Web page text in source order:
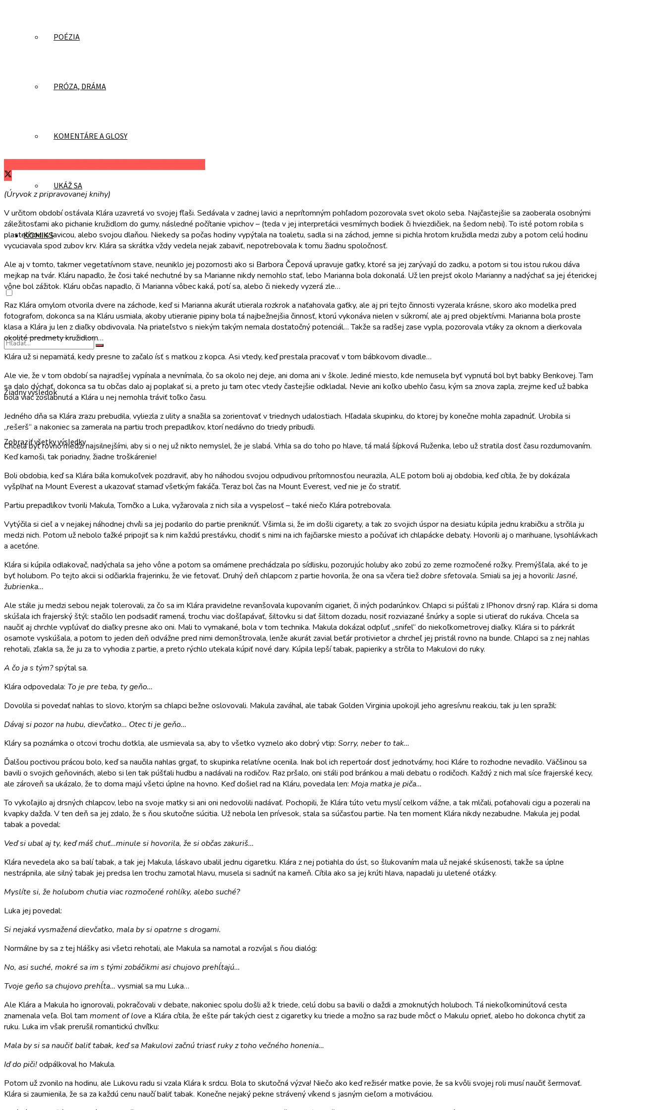
POÉZIA
PRÓZA, DRÁMA
KOMENTÁRE A GLOSY
UKÁŽ SA
KOMIKS
Žiadny výsledok
Zobraziť všetky výsledky
(Úryvok z pripravovanej knihy)
V určitom období ostávala Klára uzavretá vo svojej fľaši. Sedávala v zadnej lavici a neprítomným pohľadom pozorovala svet okolo seba. Najčastejšie sa zaoberala osobnými
záležitosťami ako pichanie kružidlom do gumy, následné počítanie vpichov – (teda v jej interpretácii vesmírnych bodiek či hviezdičiek, na šedom nebi). To isté potom robila s
plastelínou, s lavicou, alebo svojou dlaňou. Niekedy sa počas hodiny vypýtala na toaletu, sadla si na záchod, jemne si pichla hrotom kružidla medzi zuby a potom celú hodinu
vycuciavala spod zubov krv. Klára sa skrátka vždy vedela nejak zabaviť, nepotrebovala k tomu žiadnu spoločnosť.
Ale aj v tomto, takmer vegetatívnom stave, neuniklo jej pozornosti ako si Barbora Čepová upravuje gaťky, ktoré sa jej zarývajú do zadku, a potom si tou istou rukou dáva
mejkap na tvár. Kláru napadlo, že čosi také nechutné by sa Marianne nikdy nemohlo stať, lebo Marianna bola dokonalá. Už len prejsť okolo Marianny a nadýchať sa jej éterickej
vône bol zážitok. Kláru občas napadlo, či Marianna vôbec kaká, potí sa, alebo či niekedy vyzerá zle…
Raz Klára omylom otvorila dvere na záchode, keď si Marianna akurát utierala rozkrok a naťahovala gaťky, ale aj pri tejto činnosti vyzerala krásne, skoro ako modelka pred
fotografom, dokonca sa na Kláru usmiala, akoby utieranie pipiny bola tá najbežnejšia činnosť, ktorú vykonáva nielen v súkromí, ale aj pred objektívmi. Marianna bola proste
klasa a Klára ju len z diaľky obdivovala. Na priateľstvo s niekým takým nemala dostatočný potenciál… Takže sa radšej zase vypla, pozorovala vtáky za oknom a dierkovala
okolité predmety kružidlom…
Klára už si nepamätá, kedy presne to začalo ísť s matkou z kopca. Asi vtedy, keď prestala pracovať v tom bábkovom divadle…
Ale vie, že v tom období sa najradšej vypínala a nevnímala, čo sa okolo nej deje, ani doma ani v škole. Jediné miesto, kde nemusela byť vypnutá bol byt babky Benkovej. Tam
sa dalo dýchať, dokonca sa tu občas dalo aj poplakať si, a preto ju tam otec vtedy častejšie odkladal. Nevie ani koľko ubehlo času, kým sa znova zapla, zrejme keď už babka
bola viac zoslabnutá a Klára u nej nemohla tráviť toľko času.
Jedného dňa sa Klára zrazu prebudila, vyliezla z ulity a snažila sa zorientovať v triednych udalostiach. Hľadala skupinku, do ktorej by konečne mohla zapadnúť. Urobila si
„rešerš“ a nakoniec sa zamerala na partiu troch prepadlíkov, ktorí nedávno do triedy pribudli.
Chcela byť rovno medzi najsilnejšími, aby si o nej už nikto nemyslel, že je slabá. Vrhla sa do toho po hlave, tá malá šípková Ruženka, lebo už stratila dosť času rozdumovaním.
Keď kamoši, tak poriadny, žiadne troškárenie!
Boli obdobia, keď sa Klára bála komukoľvek pozdraviť, aby ho náhodou svojou odpudivou prítomnosťou neurazila, ALE potom boli aj obdobia, keď cítila, že by dokázala
vyšplhať na Mount Everest a ukazovať stamaď všetkým fakáča. Teraz bol čas na Mount Everest, veď nie je čo stratiť.
Partiu prepadlíkov tvorili Makula, Tomčko a Luka, vyžarovala z nich sila a vyspelosť – také niečo Klára potrebovala.
Vytýčila si cieľ a v nejakej náhodnej chvíli sa jej podarilo do partie preniknúť. Všimla si, že im došli cigarety, a tak zo svojich úspor na desiatu kúpila jednu krabičku a strčila ju
medzi nich. Potom už nebolo ťažké pripojiť sa k nim každú prestávku, chodiť s nimi na ich fajčiarske miesto a počúvať ich chlapácke debaty. Hovorili aj o marihuane, lysohlávkach
a acetóne.
Klára si kúpila odlakovač, nadýchala sa jeho vône a potom sa omámene prechádzala po sídlisku, pozorujúc holuby ako zobú zo zeme rozmočené rožky. Premýšľala, aké to je
byť holubom. Po tejto akcii si odčiarkla frajerinku, že vie fetovať. Druhý deň chlapcom z partie hovorila, že ona sa včera tieždobre sfetovala. Smiali sa jej a hovorili:Jasné,
žubrienka…
Ale stále ju medzi sebou nejak tolerovali, za čo sa im Klára pravidelne revanšovala kupovaním cigariet, či iných podarúnkov. Chlapci si púšťali z IPhonov drsný rap. Klára si doma
skúšala ich frajerský štýl: stačilo len podsadiť ramená, trochu viac došľapávať, šiltovku si dať šiltom dozadu, nosiť rozviazané šnúrky a sople si utierať do rukáva. Chcela sa
naučiť aj chrchle vypľúvať do diaľky presne ako oni. Mali to vymakané, bola v tom technika. Makula dokázal odpľuť „snifel“ do niekoľkometrovej diaľky. Klára si to párkrát
osamote vyskúšala, a potom to jeden deň odvážne pred nimi demonštrovala, lenže akurát zavial beťár protivietor a chrcheľ jej pristál rovno na bunde. Chlapci sa z nej nahlas
rehotali, zľakla sa, že ju za to vyhodia z partie, a preto rýchlo utekala kúpiť nové dary. Kúpila lepší tabak, papieriky a strčila to Makulovi do ruky.
A čo ja s tým?spýtal sa.
Klára odpovedala: To je pre teba, ty geňo…
Dovolila si povedať nahlas to slovo, ktorým sa chlapci bežne oslovovali. Makula zaváhal, ale tabak Golden Virginia upokojil jeho agresívnu reakciu, tak ju len spražil:
Dávaj si pozor na hubu, dievčatko… Otec ti je geňo…
Kláry sa poznámka o otcovi trochu dotkla, ale usmievala sa, aby to všetko vyznelo ako dobrý vtip: Sorry, neber to tak…
Ďalšou poctivou prácou bolo, keď sa naučila nahlas grgať, to skupinka relatívne ocenila. Inak bol ich repertoár dosť jednotvárny, hoci Kláre to rozhodne nevadilo. Väčšinou sa
bavili o svojich geňovinách, alebo si len tak púšťali hudbu a nadávali na rodičov. Raz pršalo, oni stáli pod bránkou a mali debatu o rodičoch. Každý z nich mal síce frajerské kecy,
ale zároveň sa ukázalo, že to doma majú všetci úplne na hovno. Keď došiel rad na Kláru, povedala len: Moja matka je piča…
To vykoľajilo aj drsných chlapcov, lebo na svoje matky si ani oni nedovolili nadávať. Pochopili, že Klára túto vetu myslí celkom vážne, a tak mlčali, poťahovali cigu a pozerali na
kvapky dažďa. V ten deň sa jej zdalo, že s ňou skutočne súcitia. Už nebola len prívesok, stala sa súčasťou partie. Na ten moment Klára nikdy nezabudne. Makula jej podal
tabak a povedal:
Veď si ubal aj ty, keď máš chuť…minule si hovorila, že si občas zakuriš…
Klára nevedela ako sa balí tabak, a tak jej Makula, láskavo ubalil jednu cigaretku. Klára z nej potiahla do úst, so šlukovaním mala už nejaké skúsenosti, takže sa úplne
nestrápnila, ale silný tabak jej predsa len trochu zamotal hlavu, musela si sadnúť na kameň. Cítila ako sa jej krúti hlava, napadali ju uletené otázky.
Myslíte si, že holubom chutia viac rozmočené rohlíky, alebo suché?
Luka jej povedal:
Si nejaká vysmažená dievčatko, mala by si opatrne s drogami.
Normálne by sa z tej hlášky asi všetci rehotali, ale Makula sa namotal a rozvíjal s ňou dialóg:
No, asi suché, mokré sa im s tými zobáčikmi asi chujovo prehĺtajú…
Tvoje geňo sa chujovo prehĺta… vysmial sa mu Luka…
Ale Klára a Makula ho ignorovali, pokračovali v debate, nakoniec spolu došli až k triede, celú dobu sa bavili o daždi a zmoknutých holuboch. Tá niekoľkominútová cesta
znamenala veľa. Bol tam moment of love a Klára cítila, že ešte pár takých ciest z cigaretky ku triede a možno sa raz bude môcť o Makulu oprieť, alebo ho dokonca chytiť za
ruku. Luka im však prerušil romantickú chvíľku:
Mala by si sa naučiť baliť tabak, keď sa Makulovi začnú triasť ruky z toho večného honenia…
Iď do piči!odpálkoval ho Makula.
Potom už zvonilo na hodinu, ale Lukovu radu si vzala Klára k srdcu. Bola to skutočná výzva! Niečo ako keď režisér matke povie, že sa kvôli svojej roli musí naučiť šermovať.
Klára si zaumienila, že sa za každú cenu naučí baliť tabak. Konečne nejaký pekne strávený víkend s jasným cieľom a motiváciou.